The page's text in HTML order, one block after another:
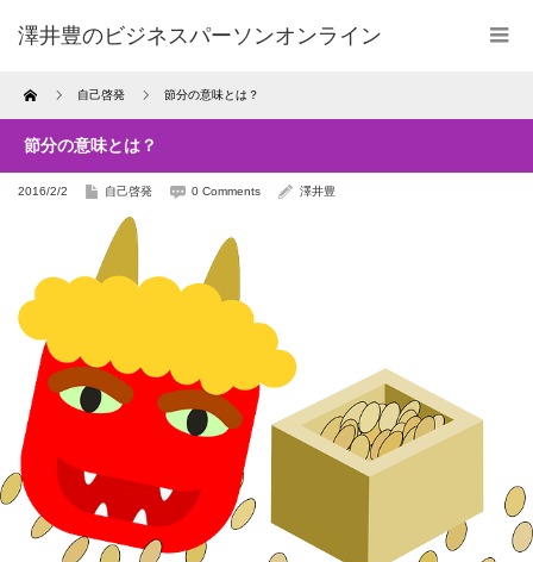
澤井豊のビジネスパーソンオンライン
Home 自己啓発 節分の意味とは？
節分の意味とは？
2016/2/2 自己啓発 0 Comments 澤井豊